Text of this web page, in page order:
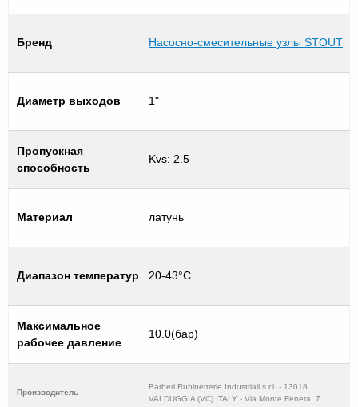
Бренд Насосно-смесительные узлы STOUT
Диаметр выходов 1"
Пропускная
способность
Kvs: 2.5
Материал латунь
Диапазон температур 20-43°C
Максимальное
рабочее давление
10.0(бар)
Производитель
Barberi Rubinetterie Industriali s.r.l. - 13018
VALDUGGIA (VC) ITALY - Via Monte Fenera, 7